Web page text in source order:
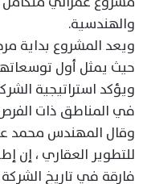
والهندسية.
ويعد المشروع بداية
حيث يمثل أول توسعاتها
ويؤكد استراتيجية
في المناطق ذات الفرص
وقال المهندس محمد
فارقة في تاريخ